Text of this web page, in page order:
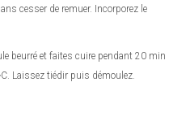
cesser de remuer. Incorporez le
beurré et faites cuire pendant 20 min
Laissez tiédir puis démoulez.